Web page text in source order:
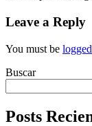
Leave a Reply
You must be
Buscar
Posts